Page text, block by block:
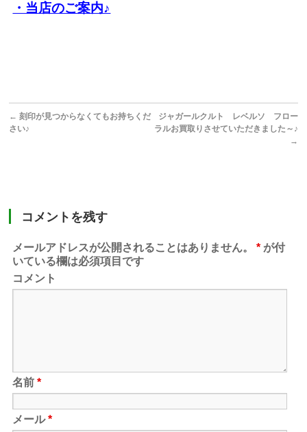
・当店のご案内♪
← 刻印が見つからなくてもお持ちくだ
さい♪
ジャガールクルト レベルソ フロー
ラルお買取りさせていただきました～♪
→
コメントを残す
メールアドレスが公開されることはありません。 * が付
いている欄は必須項目です
コメント
名前*
メール*